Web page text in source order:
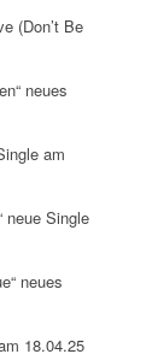
(Don’t Be
neues
am
neue Single
neues
18.04.25